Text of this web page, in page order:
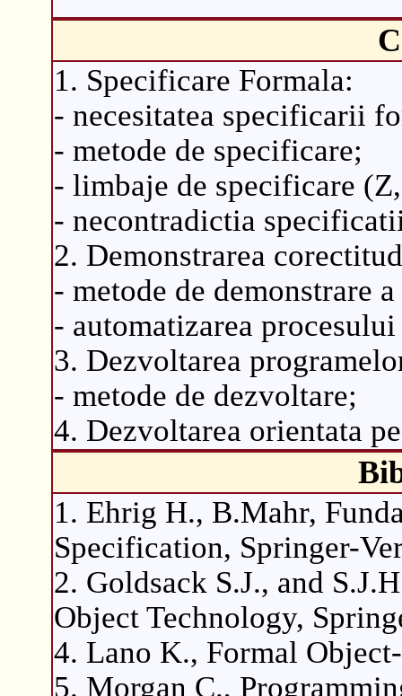
1. Specificare Formala:
- necesitatea specificarii
- metode de specificare;
- limbaje de specificare
- necontradictia
2. Demonstrarea
- metode de demonstrare
- automatizarea
3. Dezvoltarea
- metode de dezvoltare;
4. Dezvoltarea orientata
1. Ehrig H., B.Mahr,
Specification, Springer-
2. Goldsack S.J., and
Object Technology,
4. Lano K., Formal
5. Morgan C.,